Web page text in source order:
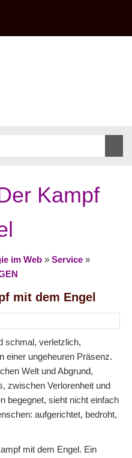
Kampf
im Web » Service »
mit dem Engel
schmal, verletzlich,
einer ungeheuren Präsenz.
Welt und Abgrund,
zwischen Verlorenheit und
begegnet, sieht nicht einfach
aufgerichtet, bedroht,
mit dem Engel. Ein